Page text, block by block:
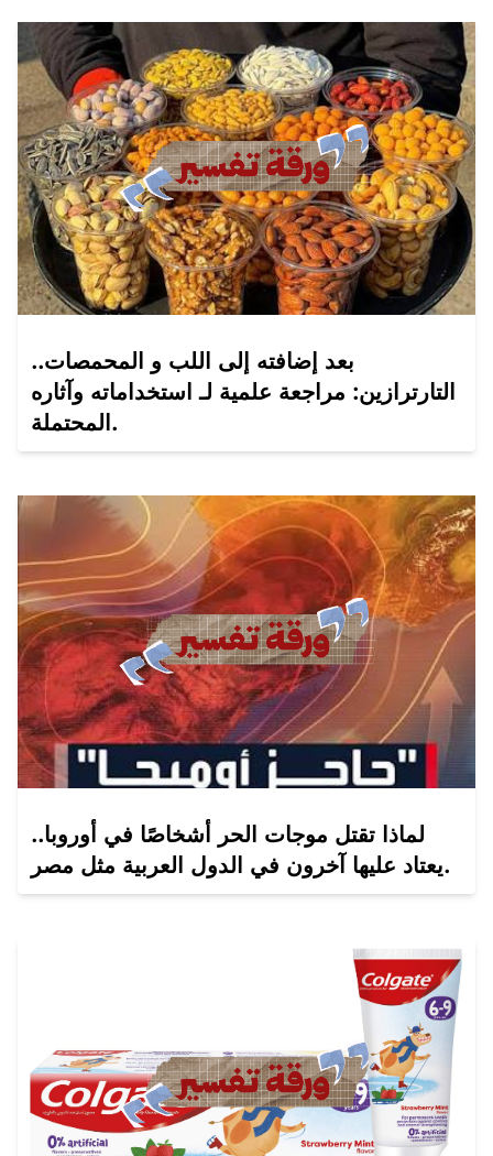
بعد إضافته إلى اللب و المحمصات..
التارترازين: مراجعة علمية لـ استخداماته وآثاره
المحتملة.
لماذا تقتل موجات الحر أشخاصًا في أوروبا..
يعتاد عليها آخرون في الدول العربية مثل مصر.